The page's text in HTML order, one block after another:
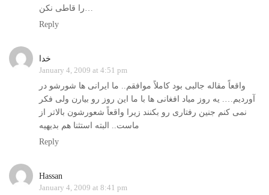
Reply
خدا
January 4, 2009 at 4:51 pm
واقعاً مقاله جالبی بود کاملاً موافقم.. ما ایرانی ها شورشو در
آوردیم…. یه روز میاد افغانی ها با ما این روز رو بیارن ولی فکر
نمی کنم جنین رفتاری رو بکنند زیرا واقعاً شعورشون بالاتر از
ماست.. البته استثنا هم بدیهیه
Reply
Hassan
January 4, 2009 at 8:41 pm